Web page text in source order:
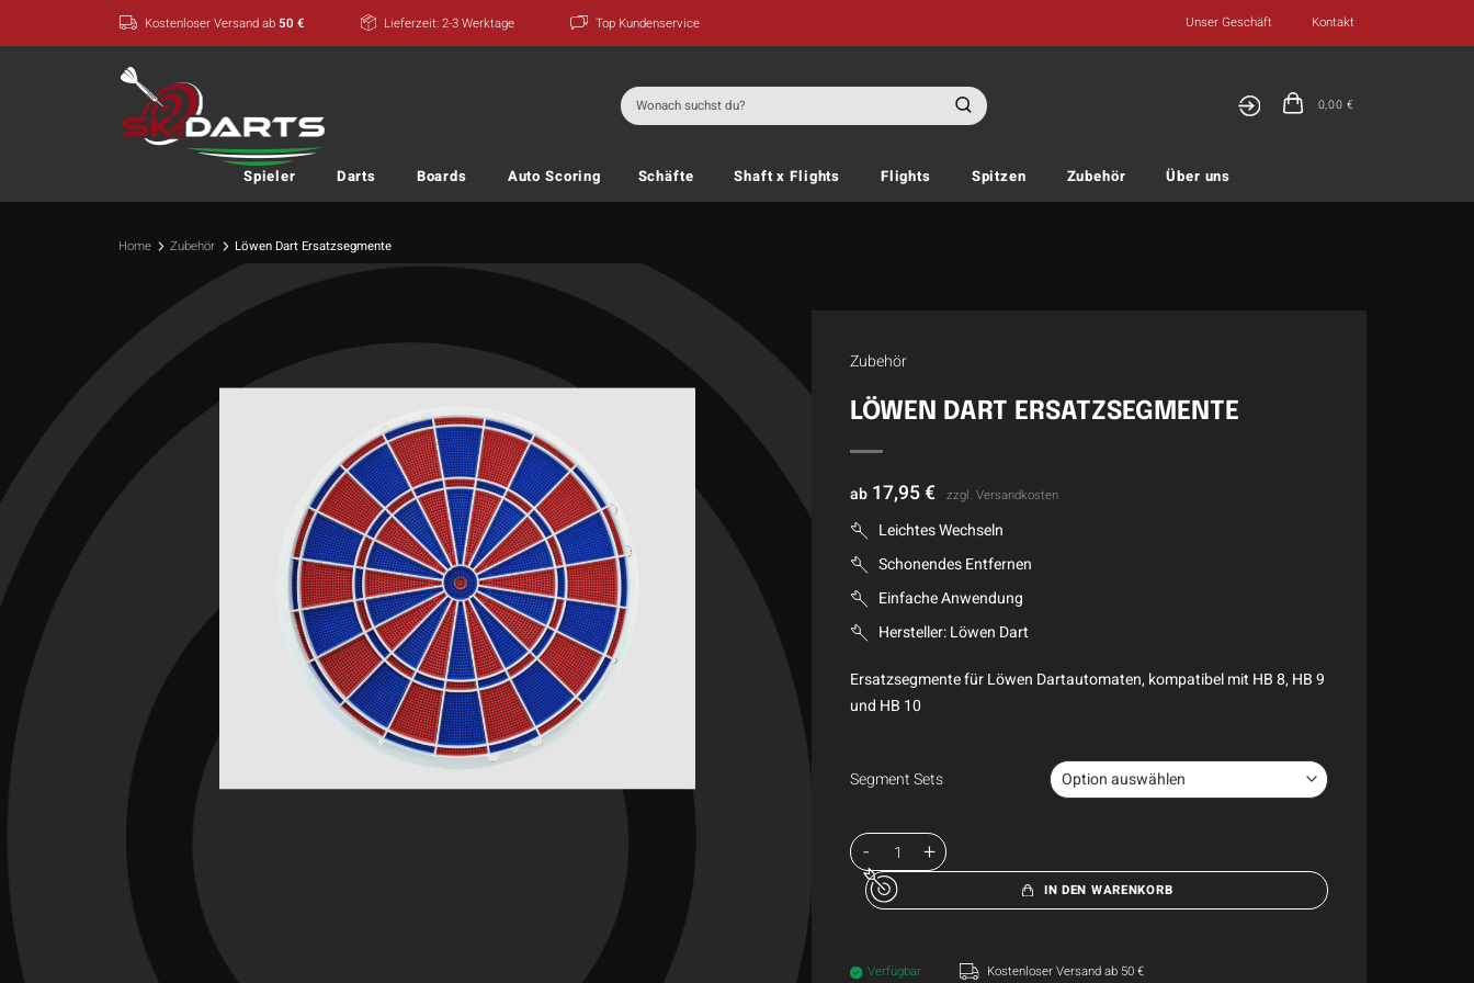
Kostenloser Versand ab50 € Lieferzeit: 2-3 Werktage Top Kundenservice Unser Geschäft Kontakt
Suchen
nach:
0,00 €
Spieler Darts Boards Auto Scoring Schäfte Shaft x Flights Flights Spitzen Zubehör Über uns
Home Zubehör Löwen Dart Ersatzsegmente
Zubehör
LÖWEN DART ERSATZSEGMENTE
ab 17,95€ zzgl. Versandkosten
Leichtes Wechseln
Schonendes Entfernen
Einfache Anwendung
Hersteller: Löwen Dart
Ersatzsegmente für Löwen Dartautomaten, kompatibel mit HB 8, HB 9
und HB 10
Segment Sets
IN DEN WARENKORB
Verfügbar Kostenloser Versand ab 50 €